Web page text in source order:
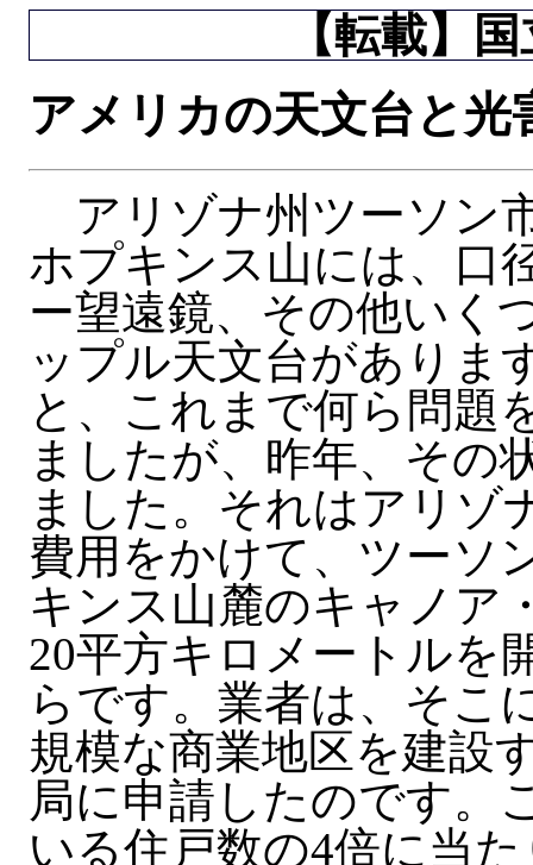
【転載】
アメリカの天文台と光
アリゾナ州ツーソン
ホプキンス山には、口
ー望遠鏡、その他いく
ップル天文台がありま
と、これまで何ら問題
ましたが、昨年、その
ました。それはアリゾ
費用をかけて、ツーソ
キンス山麓のキャノア
20平方キロメートルを
らです。業者は、そこ
規模な商業地区を建設
局に申請したのです。
いる住戸数の4倍に当